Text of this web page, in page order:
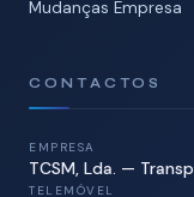
Mudanças Empresa
CONTACTOS
EMPRESA
TCSM, Lda. —
TELEMÓVEL